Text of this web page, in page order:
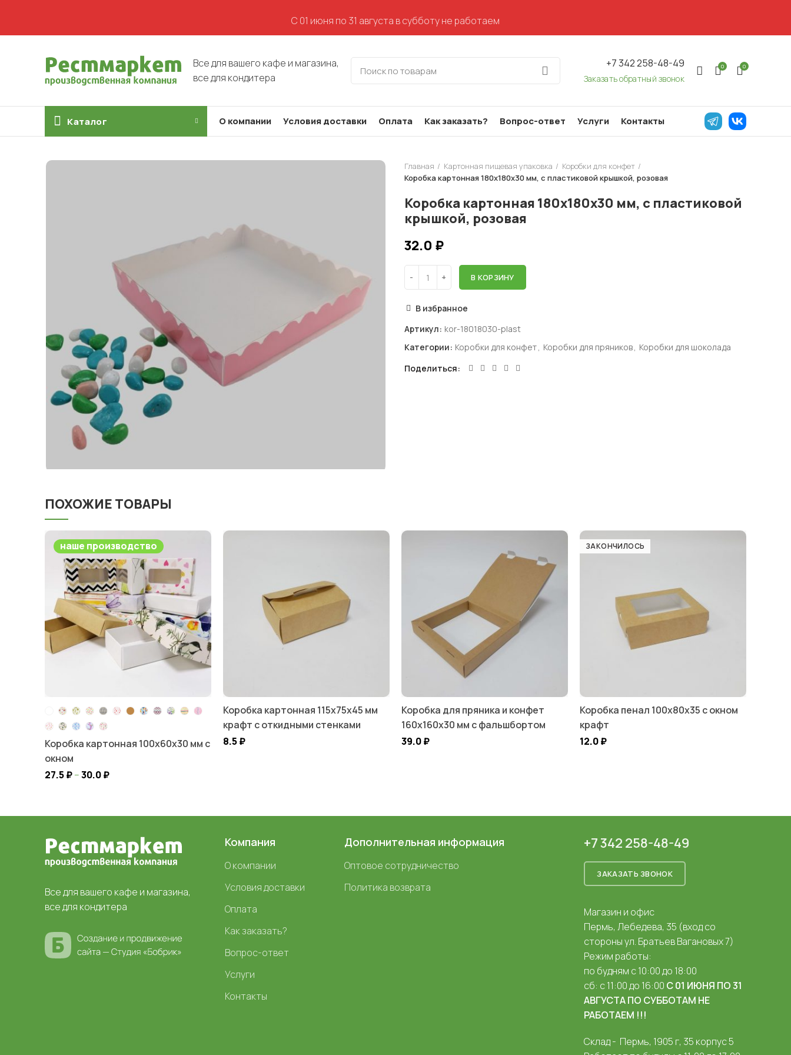
Все для вашего кафе и магазина,
все для кондитера
+7 342 258-48-49
Заказать обратный звонок
0 0
Каталог О компании Условия доставки Оплата Как заказать? Вопрос-ответ Услуги Контакты
Главная Картонная пищевая упаковка
Коробки для конфет
Коробка картонная 180х180х30 мм, с пластиковой крышкой, розовая
Коробка картонная 180х180х30 мм, с пластиковой
крышкой, розовая
32.0 ₽
В КОРЗИНУ
В избранное
Артикул: kor-18018030-plast
Категории: Коробки для конфет, Коробки для пряников, Коробки для шоколада
Поделиться
ПОХОЖИЕ ТОВАРЫ
наше производство
Коробка картонная 100х60х30 мм с
окном
27.5₽–30.0₽
Коробка картонная 115х75х45 мм
крафт с откидными стенками
8.5₽
Коробка для пряника и конфет
160х160х30 мм с фальшбортом
39.0₽
ЗАКОНЧИЛОСЬ
Коробка пенал 100х80х35 с окном
крафт
12.0₽
Все для вашего кафе и магазина,
все для кондитера
Компания
О компании
Условия доставки
Оплата
Как заказать?
Вопрос-ответ
Услуги
Контакты
Дополнительная информация
Оптовое сотрудничество
Политика возврата
+7 342 258-48-49
ЗАКАЗАТЬ ЗВОНОК
Магазин и офис
Пермь, Лебедева, 35 (вход со
стороны ул. Братьев Вагановых 7)
Режим работы:
по будням с 10:00 до 18:00
сб: с 11:00 до 16:00 С 01 ИЮНЯ ПО 31
АВГУСТА ПО СУББОТАМ НЕ
РАБОТАЕМ !!!
Склад - Пермь, 1905 г, 35 корпус 5
С 01 июня по 31 августа в субботу не работаем